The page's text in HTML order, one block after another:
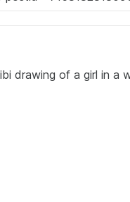
drawing of a girl in a